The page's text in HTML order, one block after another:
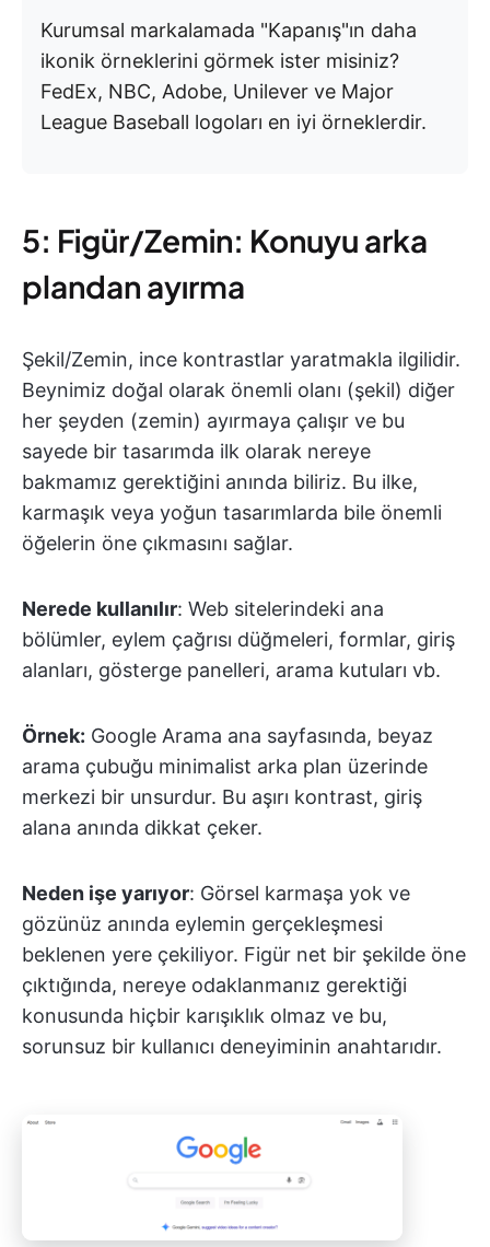
Kurumsal markalamada "Kapanış"ın daha
ikonik örneklerini görmek ister misiniz?
FedEx, NBC, Adobe, Unilever ve Major
League Baseball logoları en iyi örneklerdir.
5: Figür/Zemin: Konuyu arka
plandan ayırma
Şekil/Zemin, ince kontrastlar yaratmakla ilgilidir.
Beynimiz doğal olarak önemli olanı (şekil) diğer
her şeyden (zemin) ayırmaya çalışır ve bu
sayede bir tasarımda ilk olarak nereye
bakmamız gerektiğini anında biliriz. Bu ilke,
karmaşık veya yoğun tasarımlarda bile önemli
öğelerin öne çıkmasını sağlar.
Nerede kullanılır: Web sitelerindeki ana
bölümler, eylem çağrısı düğmeleri, formlar, giriş
alanları, gösterge panelleri, arama kutuları vb.
Örnek: Google Arama ana sayfasında, beyaz
arama çubuğu minimalist arka plan üzerinde
merkezi bir unsurdur. Bu aşırı kontrast, giriş
alana anında dikkat çeker.
Neden işe yarıyor: Görsel karmaşa yok ve
gözünüz anında eylemin gerçekleşmesi
beklenen yere çekiliyor. Figür net bir şekilde öne
çıktığında, nereye odaklanmanız gerektiği
konusunda hiçbir karışıklık olmaz ve bu,
sorunsuz bir kullanıcı deneyiminin anahtarıdır.